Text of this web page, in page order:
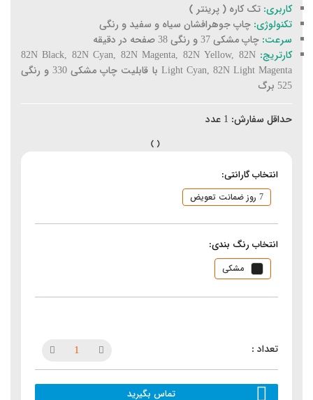
کاربری: تک کاره ( پرینتر )
تکنولوژی: چاپ جوهرافشان سیاه و سفید و رنگی
سرعت: چاپ مشکی 37 و رنگی 38 صفحه در دقیقه
کارتریج:82N Black, 82N Cyan, 82N Magenta, 82N Yellow, 82N
Light Cyan, 82N Light Magenta با قابلیت چاپ مشکی 330 و رنگی
525 برگ
حداقل سفارش: 1 عدد
انتخاب گارانتی:
7 روز ضمانت تعویض
انتخاب رنگ بندی:
مشکی
تماس بگیرید